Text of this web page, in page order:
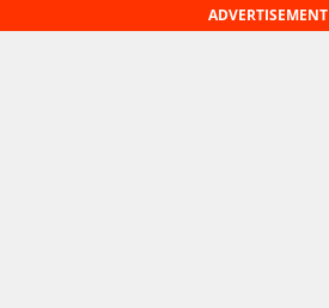
ADVERTISEMENT